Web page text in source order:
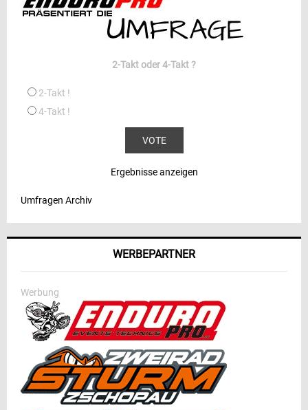
2-Takt oder 4-Takt ?
2-Takt !
4-Takt !
Ergebnisse anzeigen
Umfragen Archiv
WERBEPARTNER
Werbung